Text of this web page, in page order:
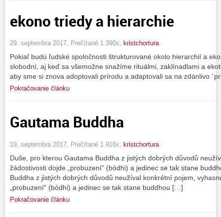
ekono triedy a hierarchie
29. septembra 2017, Prečítané 1 390x, kristchortura
Pokiaľ budú ľudské spoločnosti štrukturované okolo hierarchií a
slobodní, aj keď sa všemožne snažíme rituálmi, zaklínadlami a
aby sme si znova adoptovali prírodu a adaptovali sa na zdánlivo
Pokračovanie článku
Gautama Buddha
19. septembra 2017, Prečítané 1 916x, kristchortura
Duše, pro kterou Gautama Buddha z jistých dobrých důvodů
žádostivosti dojde „probuzení“ (bódhi) a jedinec se tak stane
Buddha z jistých dobrých důvodů neužíval konkrétní pojem,
„probuzení“ (bódhi) a jedinec se tak stane buddhou […]
Pokračovanie článku